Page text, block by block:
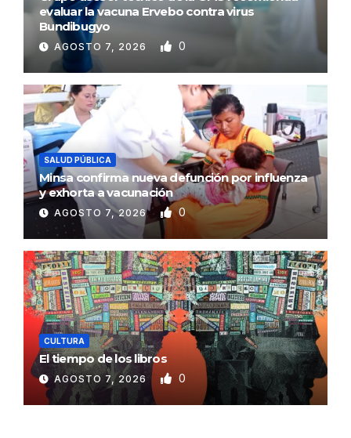
evaluar la vacuna Ervebo contra virus
Bundibugyo
AGOSTO 7, 2026 0
SALUD PÚBLICA
Minsa confirma nueva defunción por influenza
y exhorta a vacunación
AGOSTO 7, 2026 0
CULTURA
El tiempo de los libros
AGOSTO 7, 2026 0